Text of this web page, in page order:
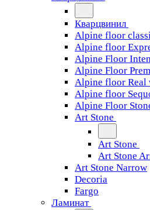
Кварцвинил
Alpine floor
Alpine floor
Alpine Floor
Alpine Floor
Alpine floor Real
Alpine floor
Alpine Floor
Art Stone
Art Stone
Art Stone
Art Stone Narrow
Decoria
Fargo
Ламинат